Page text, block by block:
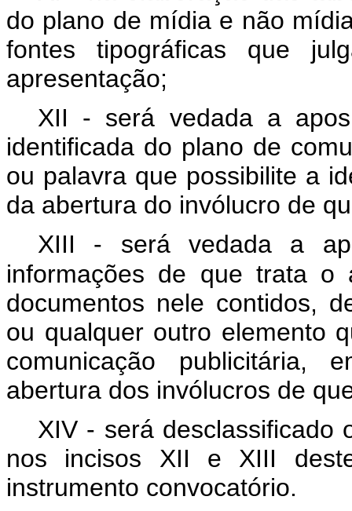
do plano de mídia e não
fontes tipográficas que
apresentação;
XII - será vedada a
identificada do plano de
ou palavra que possibilite a
da abertura do invólucro de
XIII - será vedada a
informações de que trata o
documentos nele contidos,
ou qualquer outro elemento
comunicação publicitária,
abertura dos invólucros de
XIV - será desclassificado
nos incisos XII e XIII
instrumento convocatório.